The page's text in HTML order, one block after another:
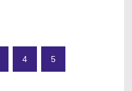
4 5